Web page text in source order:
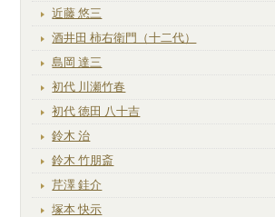
近藤 悠三
酒井田 柿右衛門（十二代）
島岡 達三
初代 川瀬竹春
初代 徳田 八十吉
鈴木 治
鈴木 竹朋斎
芹澤 銈介
塚本 快示